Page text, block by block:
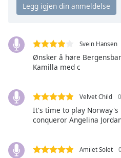
Background
Color
Opacity Svein Hansen
Ønsker å høre
Kamilla med c
Velvet Child
It's time to play Norway's
conqueror Angelina
Amilet Solet